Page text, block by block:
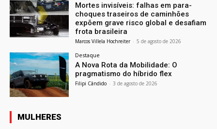
Mortes invisíveis: falhas em para-
choques traseiros de caminhões
expõem grave risco global e desafiam
frota brasileira
Marcos Villela Hochreiter - 5 de agosto de 2026
Destaque
A Nova Rota da Mobilidade: O
pragmatismo do híbrido flex
Filipi Cândido - 3 de agosto de 2026
MULHERES